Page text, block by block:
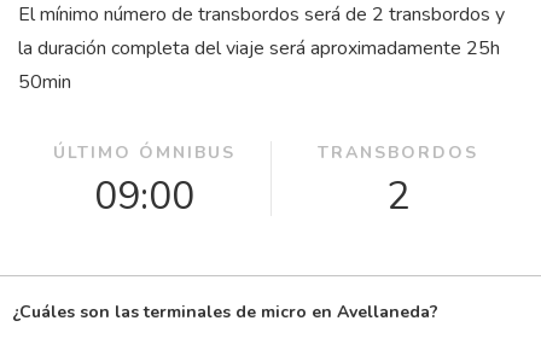
El mínimo número de transbordos será de 2 transbordos y
la duración completa del viaje será aproximadamente 25h
50min
ÚLTIMO ÓMNIBUS
09:00
TRANSBORDOS
2
¿Cuáles son las terminales de micro en Avellaneda?